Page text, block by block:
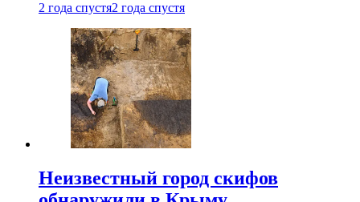
2 года спустя2 года спустя
Неизвестный город скифов